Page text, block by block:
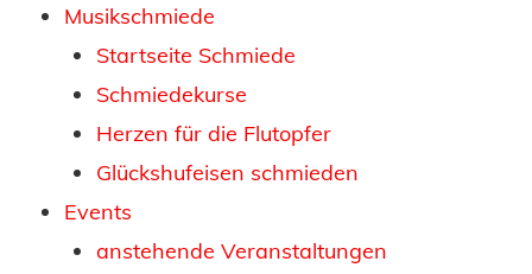
Musikschmiede
Startseite Schmiede
Schmiedekurse
Herzen für die Flutopfer
Glückshufeisen schmieden
Events
anstehende Veranstaltungen